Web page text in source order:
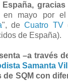
en mayo por el
", deCuatro TV
de España).
–a través
Samanta
de SQM con